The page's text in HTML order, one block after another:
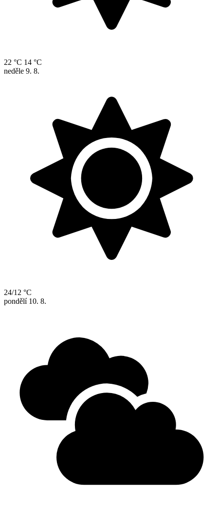
22 °C 14 °C
neděle 9. 8.
24/12 °C
pondělí 10. 8.